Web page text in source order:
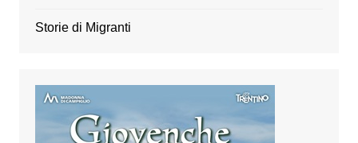
Storie di Migranti